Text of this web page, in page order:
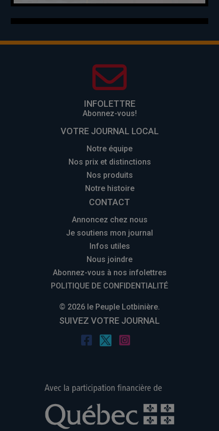
INFOLETTRE
Abonnez-vous!
VOTRE JOURNAL LOCAL
Notre équipe
Nos prix et distinctions
Nos produits
Notre histoire
CONTACT
Annoncez chez nous
Je soutiens mon journal
Infos utiles
Nous joindre
Abonnez-vous à nos infolettres
POLITIQUE DE CONFIDENTIALITÉ
© 2026 le Peuple Lotbinière.
SUIVEZ VOTRE JOURNAL